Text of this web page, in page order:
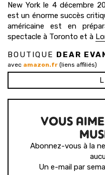
New York le 4 décembre
est un énorme succès
américaine est en
spectacle à Toronto et à
BOUTIQUE DEAR
avec amazon.fr (liens affiliés)
VOUS
Abonnez-vous à la
Un e-mail par